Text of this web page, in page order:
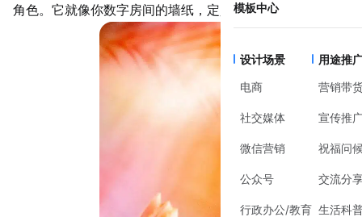
模板中心
设计场景
电商
社交媒体
微信营销
公众号
行政办公/教育
用途推
营销带
宣传推
祝福问
交流分
生活科
角色。它就像你数字房间的墙纸，定义了空间的基调。